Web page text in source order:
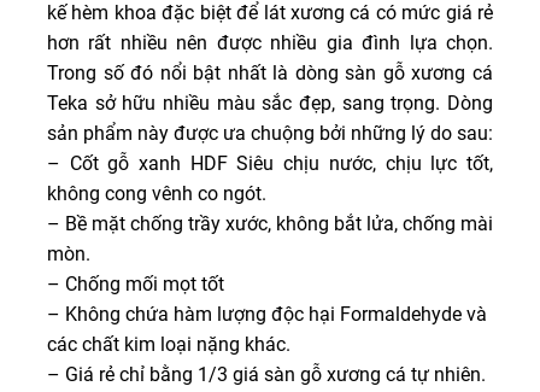
kế hèm khoa đặc biệt để lát xương cá có mức giá rẻ
hơn rất nhiều nên được nhiều gia đình lựa chọn.
Trong số đó nổi bật nhất là dòng sàn gỗ xương cá
Teka sở hữu nhiều màu sắc đẹp, sang trọng. Dòng
sản phẩm này được ưa chuộng bởi những lý do sau:
– Cốt gỗ xanh HDF Siêu chịu nước, chịu lực tốt,
không cong vênh co ngót.
– Bề mặt chống trầy xước, không bắt lửa, chống mài
mòn.
– Chống mối mọt tốt
– Không chứa hàm lượng độc hại Formaldehyde và
các chất kim loại nặng khác.
– Giá rẻ chỉ bằng 1/3 giá sàn gỗ xương cá tự nhiên.